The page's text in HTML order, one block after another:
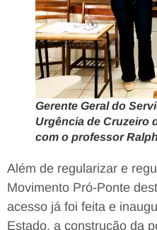
Gerente Geral do
Urgência de Cruzeiro
com o professor
Além de regularizar e
Movimento Pró-Ponte
acesso já foi feita e
Estado, a construção da